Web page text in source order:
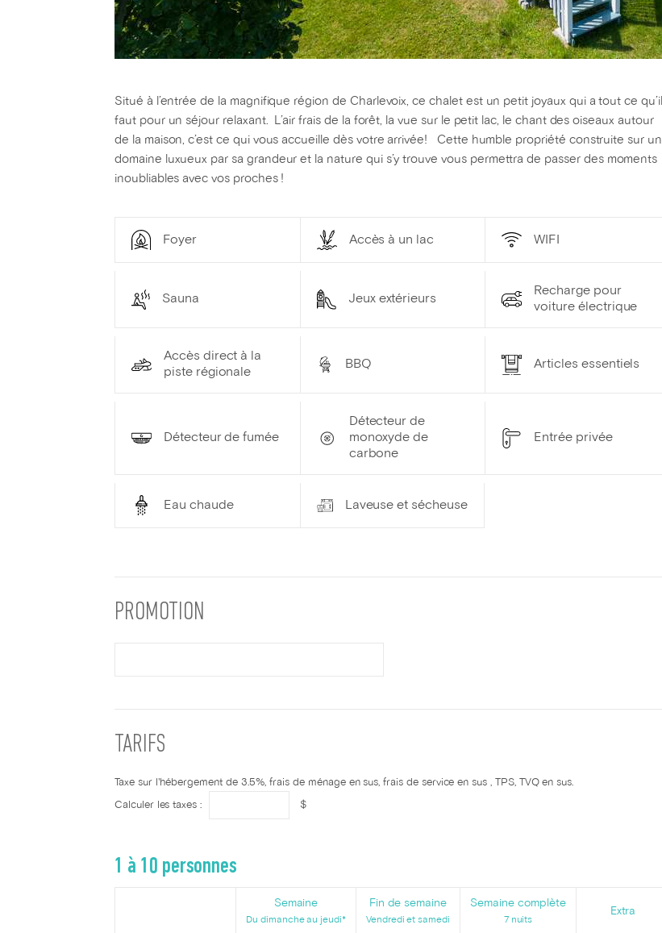
Situé à l’entrée de la magnifique région de Charlevoix, ce chalet est un petit joyaux qui a tout ce qu’il
faut pour un séjour relaxant. L’air frais de la forêt, la vue sur le petit lac, le chant des oiseaux autour
de la maison, c’est ce qui vous accueille dès votre arrivée! Cette humble propriété construite sur un
domaine luxueux par sa grandeur et la nature qui s’y trouve vous permettra de passer des moments
inoubliables avec vos proches !
Foyer Accès à un lac WIFI
Sauna Jeux extérieurs
Recharge pour
voiture électrique
Accès direct à la
piste régionale
BBQ Articles essentiels
Détecteur de fumée
Détecteur de
monoxyde de
carbone
Entrée privée
Eau chaude Laveuse et sécheuse
PROMOTION
TARIFS
Taxe sur l'hébergement de 3.5%, frais de ménage en sus, frais de service en sus , TPS, TVQ en sus.
Calculer les taxes : $
1 à 10 personnes
Semaine
Du dimanche au jeudi*
Fin de semaine
Vendredi et samedi
Semaine complète
7 nuits
Extra